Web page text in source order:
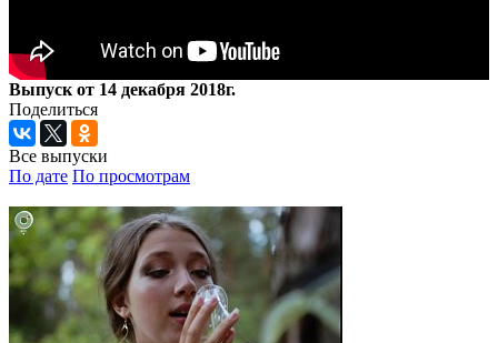
Выпуск от 14 декабря 2018г.
Поделиться
Все выпуски
По дате По просмотрам